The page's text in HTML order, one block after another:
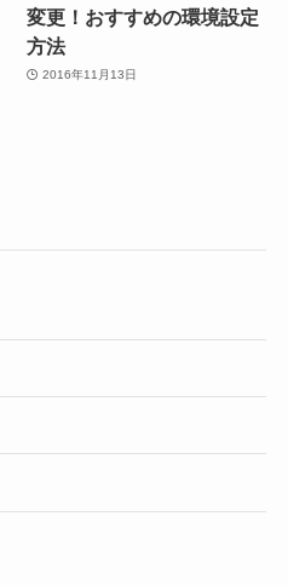
変更！おすすめの環境設定
方法
2016年11月13日